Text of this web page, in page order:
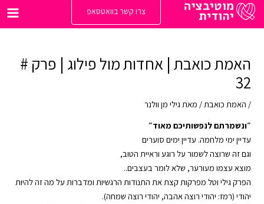
לתוכן
צרו קשר בוואטסאפ
האמת כואבת | אחדות מול פילוג | פרק #
32
/ האמת כואבת/ מאתגילי מן וולנר
״ונשמרתם לנפשותיכם מאוד״
עדיין ימי מלחמה. עדיין ימים סוערים
וגם זה שרוצה לשמור על רוגע וראיית הטוב,
מוצא עצמו מעורער, שלא לומר בעצבים..
הפרק גילי וטל מפרקות קצת את התנודות הרגשיות ומדברות על מה זה להיות
יהודי (רמז: יהודי רוצה אהבה, יהודי רוצה שמחה).